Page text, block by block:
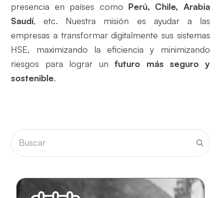
presencia en países como Perú, Chile, Arabia
Saudí, etc. Nuestra misión es ayudar a las
empresas a transformar digitalmente sus sistemas
HSE, maximizando la eficiencia y minimizando
riesgos para lograr unfuturo más seguro y
sostenible.
Buscar